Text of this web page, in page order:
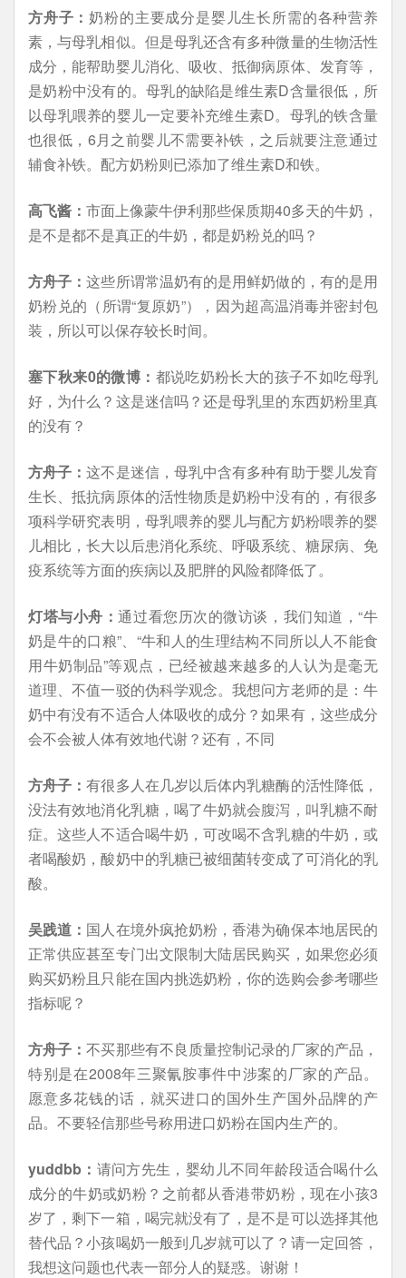
方舟子：奶粉的主要成分是婴儿生长所需的各种营养
素，与母乳相似。但是母乳还含有多种微量的生物活性
成分，能帮助婴儿消化、吸收、抵御病原体、发育等，
是奶粉中没有的。母乳的缺陷是维生素D含量很低，所
以母乳喂养的婴儿一定要补充维生素D。母乳的铁含量
也很低，6月之前婴儿不需要补铁，之后就要注意通过
辅食补铁。配方奶粉则已添加了维生素D和铁。
高飞酱： 市面上像蒙牛伊利那些保质期40多天的牛奶，
是不是都不是真正的牛奶，都是奶粉兑的吗？
方舟子：这些所谓常温奶有的是用鲜奶做的，有的是用
奶粉兑的（所谓“复原奶”），因为超高温消毒并密封包
装，所以可以保存较长时间。
塞下秋来0的微博： 都说吃奶粉长大的孩子不如吃母乳
好，为什么？这是迷信吗？还是母乳里的东西奶粉里真
的没有？
方舟子：这不是迷信，母乳中含有多种有助于婴儿发育
生长、抵抗病原体的活性物质是奶粉中没有的，有很多
项科学研究表明，母乳喂养的婴儿与配方奶粉喂养的婴
儿相比，长大以后患消化系统、呼吸系统、糖尿病、免
疫系统等方面的疾病以及肥胖的风险都降低了。
灯塔与小舟：通过看您历次的微访谈，我们知道，“牛
奶是牛的口粮”、“牛和人的生理结构不同所以人不能食
用牛奶制品”等观点，已经被越来越多的人认为是毫无
道理、不值一驳的伪科学观念。我想问方老师的是：牛
奶中有没有不适合人体吸收的成分？如果有，这些成分
会不会被人体有效地代谢？还有，不同
方舟子：有很多人在几岁以后体内乳糖酶的活性降低，
没法有效地消化乳糖，喝了牛奶就会腹泻，叫乳糖不耐
症。这些人不适合喝牛奶，可改喝不含乳糖的牛奶，或
者喝酸奶，酸奶中的乳糖已被细菌转变成了可消化的乳
酸。
吴践道： 国人在境外疯抢奶粉，香港为确保本地居民的
正常供应甚至专门出文限制大陆居民购买，如果您必须
购买奶粉且只能在国内挑选奶粉，你的选购会参考哪些
指标呢？
方舟子：不买那些有不良质量控制记录的厂家的产品，
特别是在2008年三聚氰胺事件中涉案的厂家的产品。
愿意多花钱的话，就买进口的国外生产国外品牌的产
品。不要轻信那些号称用进口奶粉在国内生产的。
yuddbb： 请问方先生，婴幼儿不同年龄段适合喝什么
成分的牛奶或奶粉？之前都从香港带奶粉，现在小孩3
岁了，剩下一箱，喝完就没有了，是不是可以选择其他
替代品？小孩喝奶一般到几岁就可以了？请一定回答，
我想这问题也代表一部分人的疑惑。谢谢！